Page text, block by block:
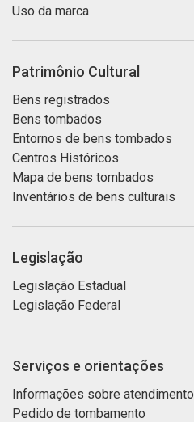
Uso da marca
Patrimônio Cultural
Bens registrados
Bens tombados
Entornos de bens tombados
Centros Históricos
Mapa de bens tombados
Inventários de bens culturais
Legislação
Legislação Estadual
Legislação Federal
Serviços e orientações
Informações sobre atendimento
Pedido de tombamento